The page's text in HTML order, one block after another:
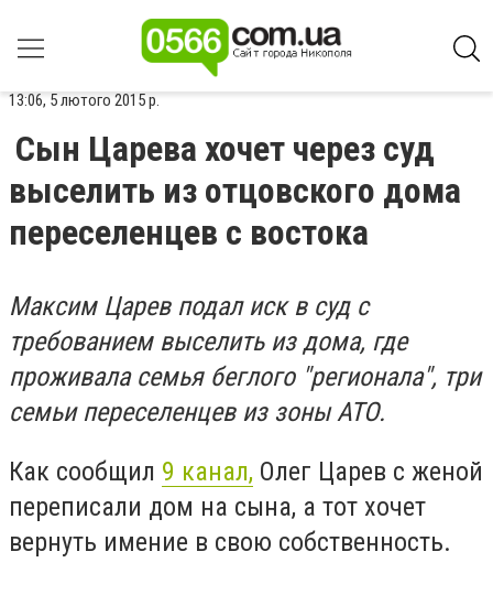
13:06, 5 лютого 2015 р.
Сын Царева хочет через суд
выселить из отцовского дома
переселенцев с востока
Максим Царев подал иск в суд с
требованием выселить из дома, где
проживала семья беглого "регионала", три
семьи переселенцев из зоны АТО.
Как сообщил 9 канал, Олег Царев с женой
переписали дом на сына, а тот хочет
вернуть имение в свою собственность.